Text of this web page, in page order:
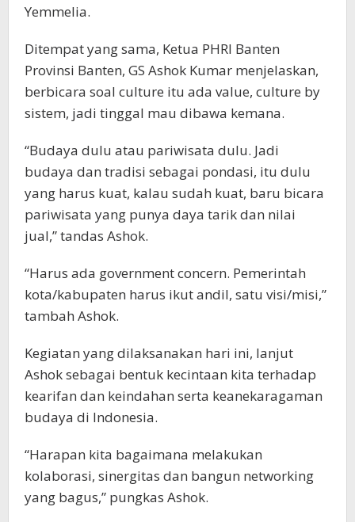
Yemmelia.
Ditempat yang sama, Ketua PHRI Banten
Provinsi Banten, GS Ashok Kumar menjelaskan,
berbicara soal culture itu ada value, culture by
sistem, jadi tinggal mau dibawa kemana.
“Budaya dulu atau pariwisata dulu. Jadi
budaya dan tradisi sebagai pondasi, itu dulu
yang harus kuat, kalau sudah kuat, baru bicara
pariwisata yang punya daya tarik dan nilai
jual,” tandas Ashok.
“Harus ada government concern. Pemerintah
kota/kabupaten harus ikut andil, satu visi/misi,”
tambah Ashok.
Kegiatan yang dilaksanakan hari ini, lanjut
Ashok sebagai bentuk kecintaan kita terhadap
kearifan dan keindahan serta keanekaragaman
budaya di Indonesia.
“Harapan kita bagaimana melakukan
kolaborasi, sinergitas dan bangun networking
yang bagus,” pungkas Ashok.